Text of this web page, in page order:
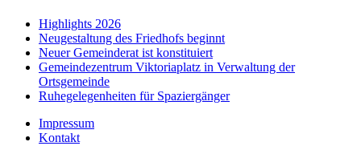
Highlights 2026
Neugestaltung des Friedhofs beginnt
Neuer Gemeinderat ist konstituiert
Gemeindezentrum Viktoriaplatz in Verwaltung der
Ortsgemeinde
Ruhegelegenheiten für Spaziergänger
Impressum
Kontakt